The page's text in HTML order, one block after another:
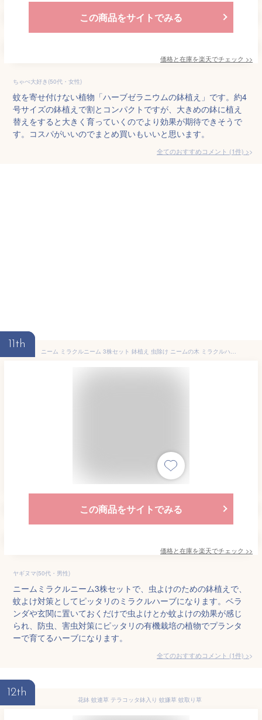
この商品をサイトでみる
価格と在庫を楽天でチェック >>
ちゃぺ大好き(50代・女性)
蚊を寄せ付けない植物「ハーブゼラニウムの鉢植え」です。約4
号サイズの鉢植えで割とコンパクトですが、大きめの鉢に植え
替えをすると大きく育っていくのでより効果が期待できそうで
す。コスパがいいのでまとめ買いもいいと思います。
全てのおすすめコメント (1件) >
11th
ニーム ミラクルニーム 3株セット 鉢植え 虫除け ニームの木 ミラクルハーブ 蚊除け 蚊よけ植物 防虫 害虫 有機栽培にこだわる
この商品をサイトでみる
価格と在庫を楽天でチェック >>
ヤギヌマ(50代・男性)
ニームミラクルニーム3株セットで、虫よけのための鉢植えで、
蚊よけ対策としてピッタリのミラクルハーブになります。ベラ
ンダや玄関に置いておくだけで虫よけとか蚊よけの効果が感じ
られ、防虫、害虫対策にピッタリの有機栽培の植物でプランタ
ーで育てるハーブになります。
全てのおすすめコメント (1件) >
12th
花鉢 蚊連草 テラコッタ鉢入り 蚊嫌草 蚊取り草